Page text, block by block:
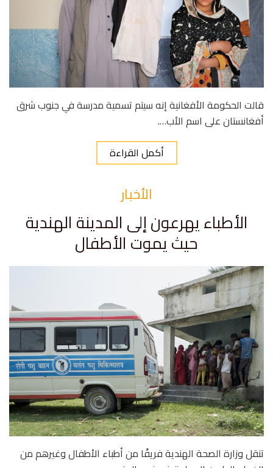
قالت الحكومة الأفغانية إنه سيتم تسمية مدرسة في جنوب شرق
أفغانستان على اسم الأب….
أكمل القراءة
الأخبار
الأطباء يهرعون إلى المدينة الهندية
حيث يموت الأطفال
تنقل وزارة الصحة الهندية فريقًا من أطباء الأطفال وغيرهم من